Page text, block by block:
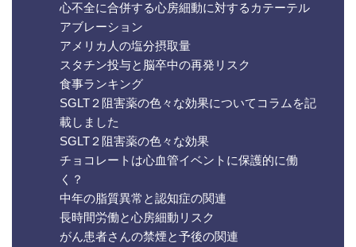
心不全に合併する心房細動に対するカテーテル
アブレーション
アメリカ人の塩分摂取量
スタチン投与と脳卒中の再発リスク
食事ランキング
SGLT２阻害薬の色々な効果についてコラムを記
載しました
SGLT２阻害薬の色々な効果
チョコレートは心血管イベントに保護的に働
く？
中年の脂質異常と認知症の関連
長時間労働と心房細動リスク
がん患者さんの禁煙と予後の関連